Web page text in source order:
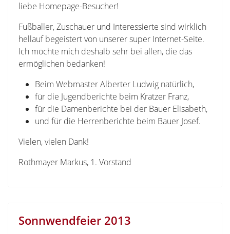
liebe Homepage-Besucher!
Fußballer, Zuschauer und Interessierte sind wirklich
hellauf begeistert von unserer super Internet-Seite.
Ich möchte mich deshalb sehr bei allen, die das
ermöglichen bedanken!
Beim Webmaster Alberter Ludwig natürlich,
für die Jugendberichte beim Kratzer Franz,
für die Damenberichte bei der Bauer Elisabeth,
und für die Herrenberichte beim Bauer Josef.
Vielen, vielen Dank!
Rothmayer Markus, 1. Vorstand
Sonnwendfeier 2013